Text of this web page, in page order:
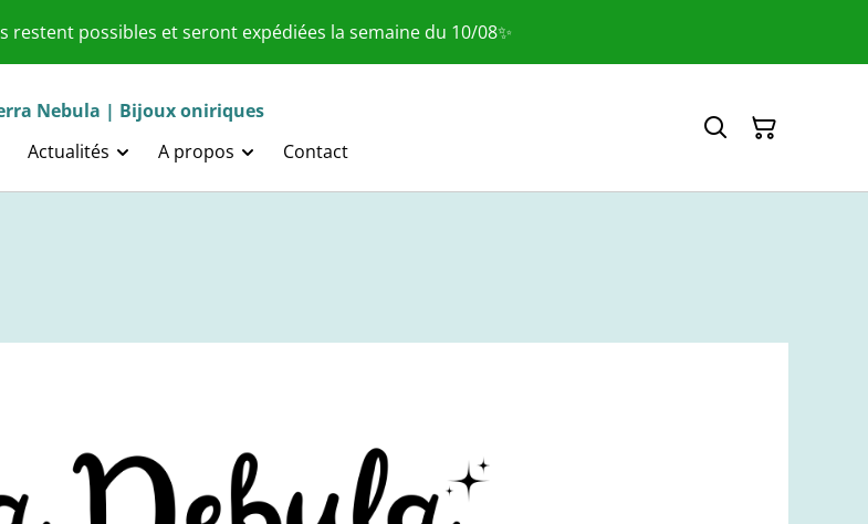
restent possibles et seront expédiées la semaine du 10/08✨
Nebula | Bijoux oniriques
Actualités A propos Contact